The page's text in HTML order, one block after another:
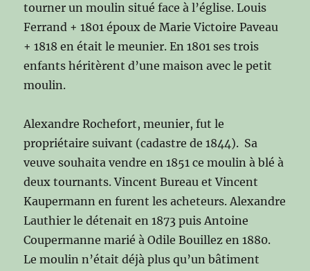
tourner un moulin situé face à l’église. Louis
Ferrand + 1801 époux de Marie Victoire Paveau
+ 1818 en était le meunier. En 1801 ses trois
enfants héritèrent d’une maison avec le petit
moulin.
Alexandre Rochefort, meunier, fut le
propriétaire suivant (cadastre de 1844). Sa
veuve souhaita vendre en 1851 ce moulin à blé à
deux tournants. Vincent Bureau et Vincent
Kaupermann en furent les acheteurs. Alexandre
Lauthier le détenait en 1873 puis Antoine
Coupermanne marié à Odile Bouillez en 1880.
Le moulin n’était déjà plus qu’un bâtiment